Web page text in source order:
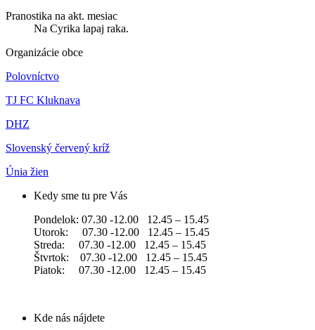
Pranostika na akt. mesiac
Na Cyrika lapaj raka.
Organizácie obce
Polovníctvo
TJ FC Kluknava
DHZ
Slovenský červený kríž
Únia žien
Kedy sme tu pre Vás
Pondelok: 07.30 -12.00 12.45 – 15.45
Utorok: 07.30 -12.00 12.45 – 15.45
Streda: 07.30 -12.00 12.45 – 15.45
Štvrtok: 07.30 -12.00 12.45 – 15.45
Piatok: 07.30 -12.00 12.45 – 15.45
Kde nás nájdete